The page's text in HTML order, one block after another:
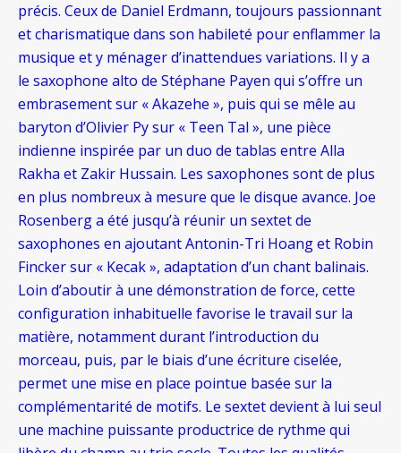
précis. Ceux de Daniel Erdmann, toujours passionnant
et charismatique dans son habileté pour enflammer la
musique et y ménager d’inattendues variations. Il y a
le saxophone alto de Stéphane Payen qui s’offre un
embrasement sur « Akazehe », puis qui se mêle au
baryton d’Olivier Py sur « Teen Tal », une pièce
indienne inspirée par un duo de tablas entre Alla
Rakha et Zakir Hussain. Les saxophones sont de plus
en plus nombreux à mesure que le disque avance. Joe
Rosenberg a été jusqu’à réunir un sextet de
saxophones en ajoutant Antonin-Tri Hoang et Robin
Fincker sur « Kecak », adaptation d’un chant balinais.
Loin d’aboutir à une démonstration de force, cette
configuration inhabituelle favorise le travail sur la
matière, notamment durant l’introduction du
morceau, puis, par le biais d’une écriture ciselée,
permet une mise en place pointue basée sur la
complémentarité de motifs. Le sextet devient à lui seul
une machine puissante productrice de rythme qui